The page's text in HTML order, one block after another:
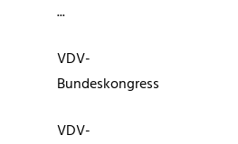
...
VDV-
Bundeskongress
VDV-